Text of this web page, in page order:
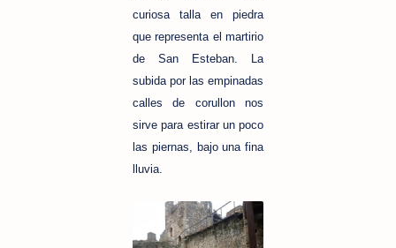
curiosa talla en piedra
que representa el martirio
de San Esteban. La
subida por las empinadas
calles de corullon nos
sirve para estirar un poco
las piernas, bajo una fina
lluvia.